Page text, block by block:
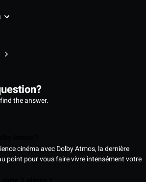
the answer.
cinéma avec Dolby Atmos, la dernière
point pour vous faire vivre intensément votre